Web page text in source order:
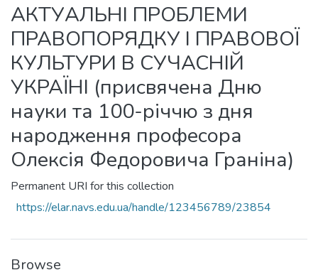
All of DSpace
Statistics
АКТУАЛЬНІ ПРОБЛЕМИ
ПРАВОПОРЯДКУ І ПРАВОВОЇ
КУЛЬТУРИ В СУЧАСНІЙ
УКРАЇНІ (присвячена Дню
науки та 100-річчю з дня
народження професора
Олексія Федоровича Граніна)
Permanent URI for this collection
https://elar.navs.edu.ua/handle/123456789/23854
Browse